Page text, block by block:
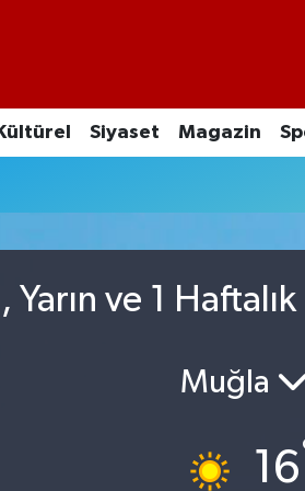
Kültürel Siyaset Magazin
Yarın ve 1
Muğla
16